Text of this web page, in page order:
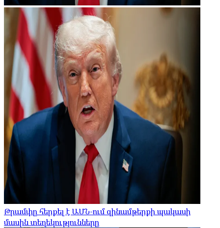
Թրամփը հերքել է ԱՄՆ-ում զինամթերքի պակասի
մասին տեղեկությունները